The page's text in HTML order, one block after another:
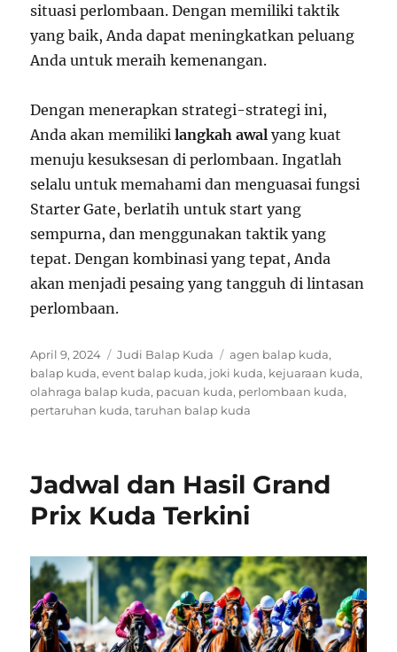
situasi perlombaan. Dengan memiliki taktik
yang baik, Anda dapat meningkatkan peluang
Anda untuk meraih kemenangan.
Dengan menerapkan strategi-strategi ini,
Anda akan memilikilangkah awal yang kuat
menuju kesuksesan di perlombaan. Ingatlah
selalu untuk memahami dan menguasai fungsi
Starter Gate, berlatih untuk start yang
sempurna, dan menggunakan taktik yang
tepat. Dengan kombinasi yang tepat, Anda
akan menjadi pesaing yang tangguh di lintasan
perlombaan.
Posted
on
April 9, 2024 Categories
Judi Balap Kuda Tags
agen balap kuda,
balap kuda,event balap kuda, joki kuda, kejuaraan kuda,
olahraga balap kuda, pacuan kuda, perlombaan kuda,
pertaruhan kuda,taruhan balap kuda
Jadwal dan Hasil Grand
Prix Kuda Terkini